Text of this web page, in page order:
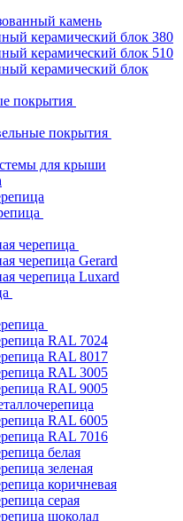
камень
керамический блок 380
керамический блок 510
керамический блок
покрытия
покрытия
для крыши
черепица
черепица Gerard
черепица Luxard
RAL 7024
RAL 8017
RAL 3005
RAL 9005
RAL 6005
RAL 7016
белая
зеленая
коричневая
серая
шоколад